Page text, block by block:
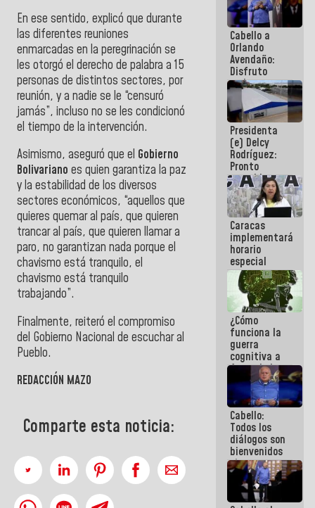
En ese sentido, explicó que durante
las diferentes reuniones
enmarcadas en la peregrinación se
les otorgó el derecho de palabra a 15
personas de distintos sectores, por
reunión, y a nadie se le “censuró
jamás”, incluso no se les condicionó
el tiempo de la intervención.
Asimismo, aseguró que el Gobierno
Bolivariano es quien garantiza la paz
y la estabilidad de los diversos
sectores económicos, “aquellos que
quieres quemar al país, que quieren
trancar al país, que quieren llamar a
paro, no garantizan nada porque el
chavismo está tranquilo, el
chavismo está tranquilo
trabajando”.
Finalmente, reiteró el compromiso
del Gobierno Nacional de escuchar al
Pueblo.
REDACCIÓN MAZO
Comparte esta noticia:
Cabello a
Orlando
Avendaño:
Disfruto
cada vez
que escribes
porque lo
que haces
es
embarrarla
Presidenta
(e) Delcy
Rodríguez:
Pronto
restableceremos
las
operaciones
en el
Aeropuerto
Internacional
de
Maiquetía
Caracas
implementará
horario
especial
para
adaptarse
al plan de
ahorro
energético
¿Cómo
funciona la
guerra
cognitiva a
favor de la
narrativa
hegemónica?
(1)
Cabello:
Todos los
diálogos son
bienvenidos
siempre que
estén en el
marco de la
Constitución